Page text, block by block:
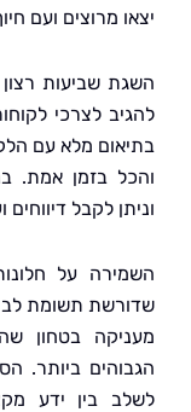
מרוצים ועם חיוך על
שביעות רצון מלאה
לצרכי לקוחותינו
מלא עם הלקוח תוך
בזמן אמת. בניקיון
לקבל דיווחים
על חלונות
תשומת לב רבה
בטחון
ביותר. הסוד
בין ידע מקצועי